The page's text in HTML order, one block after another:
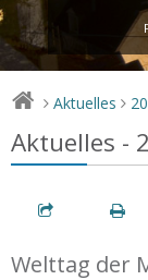
> Aktuelles >
Aktuelles -
Welttag der